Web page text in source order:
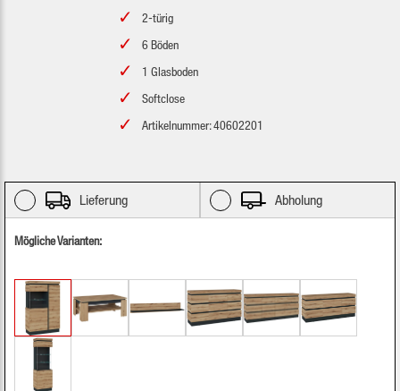
2-türig
6 Böden
1 Glasboden
Softclose
Artikelnummer: 40602201
Lieferung Abholung
Mögliche Varianten: